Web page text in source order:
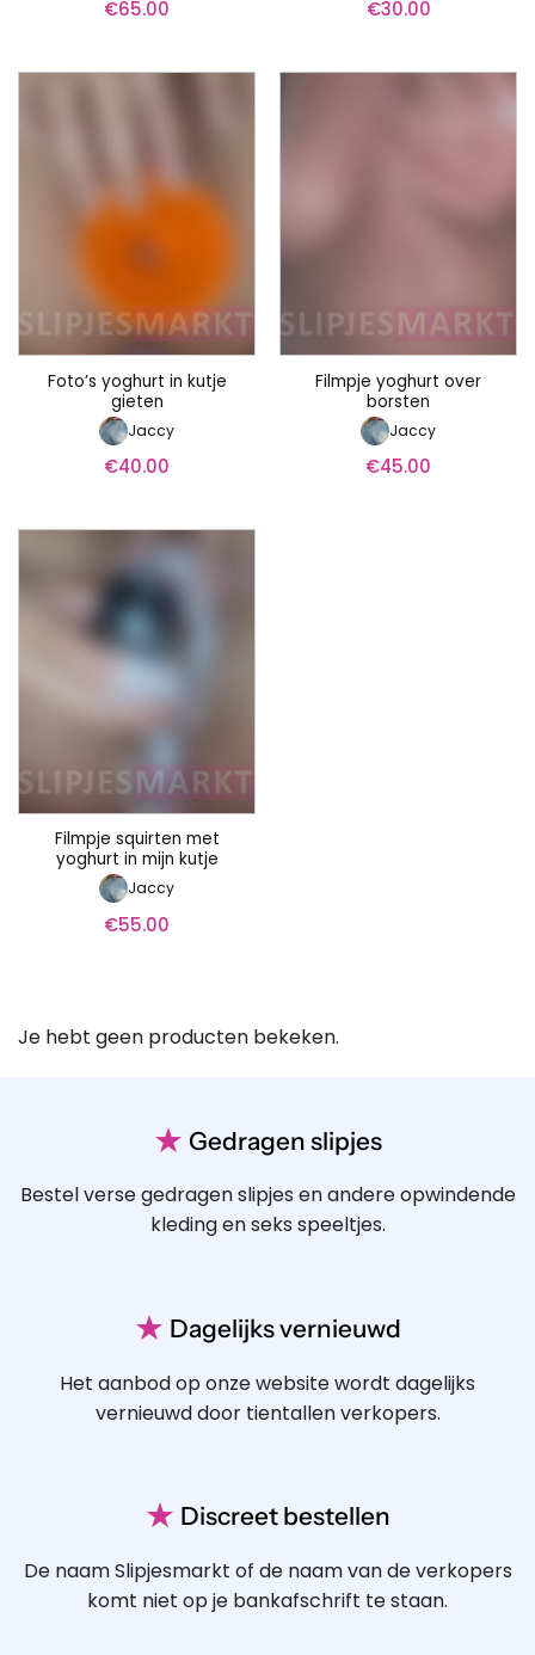
€65.00 €30.00
Foto’s yoghurt in kutje
gieten
Jaccy
€40.00
Filmpje yoghurt over
borsten
Jaccy
€45.00
Filmpje squirten met
yoghurt in mijn kutje
Jaccy
€55.00
Je hebt geen producten bekeken.
★ Gedragen slipjes
Bestel verse gedragen slipjes en andere opwindende
kleding en seks speeltjes.
★ Dagelijks vernieuwd
Het aanbod op onze website wordt dagelijks
vernieuwd door tientallen verkopers.
★ Discreet bestellen
De naam Slipjesmarkt of de naam van de verkopers
komt niet op je bankafschrift te staan.